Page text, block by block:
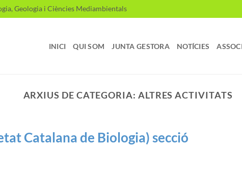
Geologia i Ciències Mediambientals
INICI QUI SOM JUNTA GESTORA NOTÍCIES
ARXIUS DE CATEGORIA: ALTRES ACTIVITATS
Catalana de Biologia) secció